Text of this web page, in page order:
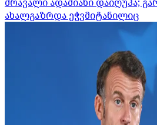
ახალგაზრდა ეჭვმიტანილიც